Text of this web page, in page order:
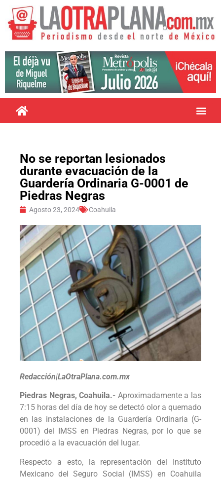
No se reportan lesionados
durante evacuación de la
Guardería Ordinaria G-0001 de
Piedras Negras
Agosto 23, 2024 Coahuila
Redacción|LaOtraPlana.com.mx
Piedras Negras, Coahuila.- Aproximadamente a las
7:15 horas del día de hoy se detectó olor a quemado
en las instalaciones de la Guardería Ordinaria (G-
0001) del IMSS en Piedras Negras, por lo que se
procedió a la evacuación del lugar.
Respecto a esto, la representación del Instituto
Mexicano del Seguro Social (IMSS) en Coahuila